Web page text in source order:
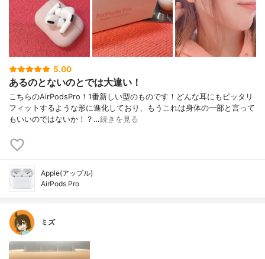
5.00
あるのとないのとでは大違い！
こちらのAirPodsPro！1番新しい型のものです！どんな耳にもピッタリ
フィットするような形に進化しており、もうこれは身体の一部と言って
もいいのではないか！？…続きを見る
Apple(アップル)
AirPods Pro
ミズ